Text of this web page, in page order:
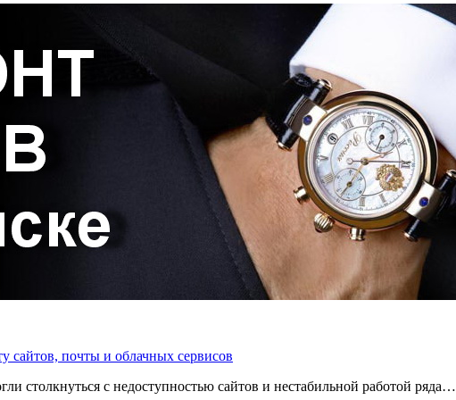
сайтов, почты и облачных сервисов
столкнуться с недоступностью сайтов и нестабильной работой ряда…